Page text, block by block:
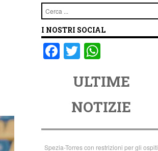
Cerca
I NOSTRI SOCIAL
F
o
T
tt
er
at
s
A
p
ULTIME
NOTIZIE
Spezia-Torres con restrizioni per gli ospiti.